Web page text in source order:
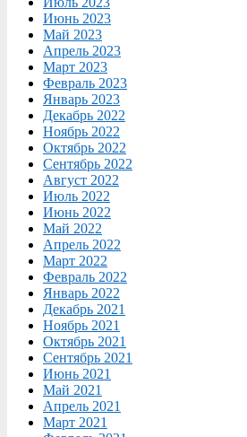
Июнь 2023
Май 2023
Апрель 2023
Март 2023
Февраль 2023
Январь 2023
Декабрь 2022
Ноябрь 2022
Октябрь 2022
Сентябрь 2022
Август 2022
Июль 2022
Июнь 2022
Май 2022
Апрель 2022
Март 2022
Февраль 2022
Январь 2022
Декабрь 2021
Ноябрь 2021
Октябрь 2021
Сентябрь 2021
Июнь 2021
Май 2021
Апрель 2021
Март 2021